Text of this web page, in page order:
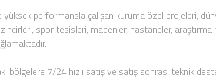
yüksek performansla çalışan kuruma özel projeleri,
spor tesisleri, madenler, hastaneler, araştırma
7/24 hızlı satış ve satış sonrası teknik